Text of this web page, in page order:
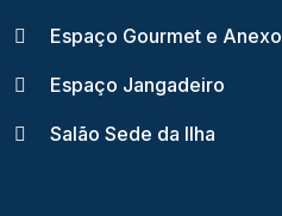
Espaço Gourmet e Anexo
Espaço Jangadeiro
Salão Sede da Ilha